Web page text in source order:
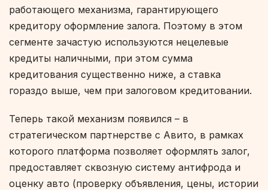
работающего механизма, гарантирующего
кредитору оформление залога. Поэтому в этом
сегменте зачастую используются нецелевые
кредиты наличными, при этом сумма
кредитования существенно ниже, а ставка
гораздо выше, чем при залоговом кредитовании.
Теперь такой механизм появился – в
стратегическом партнерстве с Авито, в рамках
которого платформа позволяет оформлять залог,
предоставляет сквозную систему антифрода и
оценку авто (проверку объявления, цены, истории